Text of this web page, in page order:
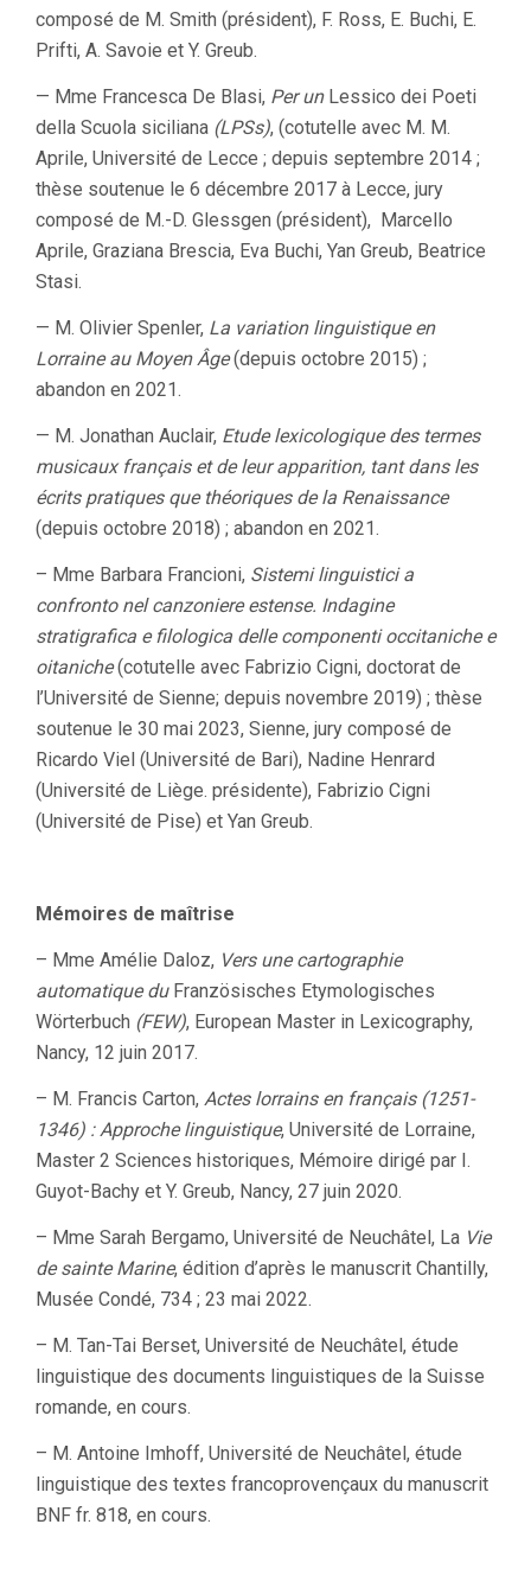
composé de M. Smith (président), F. Ross, E. Buchi, E.
Prifti, A. Savoie et Y. Greub.
— Mme Francesca De Blasi, Per un Lessico dei Poeti
della Scuola siciliana (LPSs), (cotutelle avec M. M.
Aprile, Université de Lecce ; depuis septembre 2014 ;
thèse soutenue le 6 décembre 2017 à Lecce, jury
composé de M.-D. Glessgen (président), Marcello
Aprile, Graziana Brescia, Eva Buchi, Yan Greub, Beatrice
Stasi.
— M. Olivier Spenler, La variation linguistique en
Lorraine au Moyen Âge(depuis octobre 2015) ;
abandon en 2021.
— M. Jonathan Auclair, Etude lexicologique des termes
musicaux français et de leur apparition, tant dans les
écrits pratiques que théoriques de la Renaissance
(depuis octobre 2018) ; abandon en 2021.
– Mme Barbara Francioni, Sistemi linguistici a
confronto nel canzoniere estense. Indagine
stratigrafica e filologica delle componenti occitaniche e
oitaniche(cotutelle avec Fabrizio Cigni, doctorat de
l’Université de Sienne; depuis novembre 2019) ; thèse
soutenue le 30 mai 2023, Sienne, jury composé de
Ricardo Viel (Université de Bari), Nadine Henrard
(Université de Liège. présidente), Fabrizio Cigni
(Université de Pise) et Yan Greub.
Mémoires de maîtrise
– Mme Amélie Daloz, Vers une cartographie
automatique du Französisches Etymologisches
Wörterbuch (FEW), European Master in Lexicography,
Nancy, 12 juin 2017.
– M. Francis Carton, Actes lorrains en français (1251-
1346) : Approche linguistique, Université de Lorraine,
Master 2 Sciences historiques, Mémoire dirigé par I.
Guyot-Bachy et Y. Greub, Nancy, 27 juin 2020.
– Mme Sarah Bergamo, Université de Neuchâtel, La Vie
de sainte Marine, édition d’après le manuscrit Chantilly,
Musée Condé, 734 ; 23 mai 2022.
– M. Tan-Tai Berset, Université de Neuchâtel, étude
linguistique des documents linguistiques de la Suisse
romande, en cours.
– M. Antoine Imhoff, Université de Neuchâtel, étude
linguistique des textes francoproven­çaux du manuscrit
BNF fr. 818, en cours.